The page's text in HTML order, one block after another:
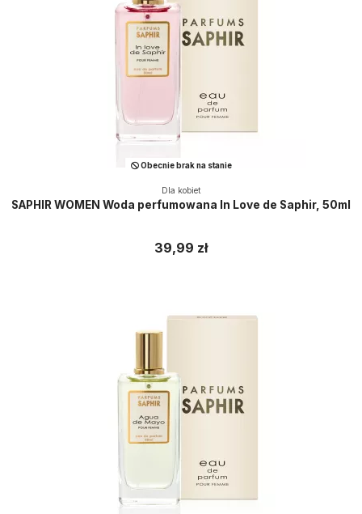
Obecnie brak na stanie
Dla kobiet
SAPHIR WOMEN Woda perfumowana In Love de Saphir, 50ml
39,99 zł